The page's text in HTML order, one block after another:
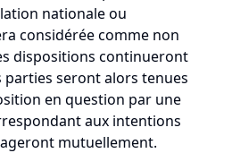
nationale ou
considérée comme non
dispositions continueront
parties seront alors tenues
en question par une
aux intentions
mutuellement.